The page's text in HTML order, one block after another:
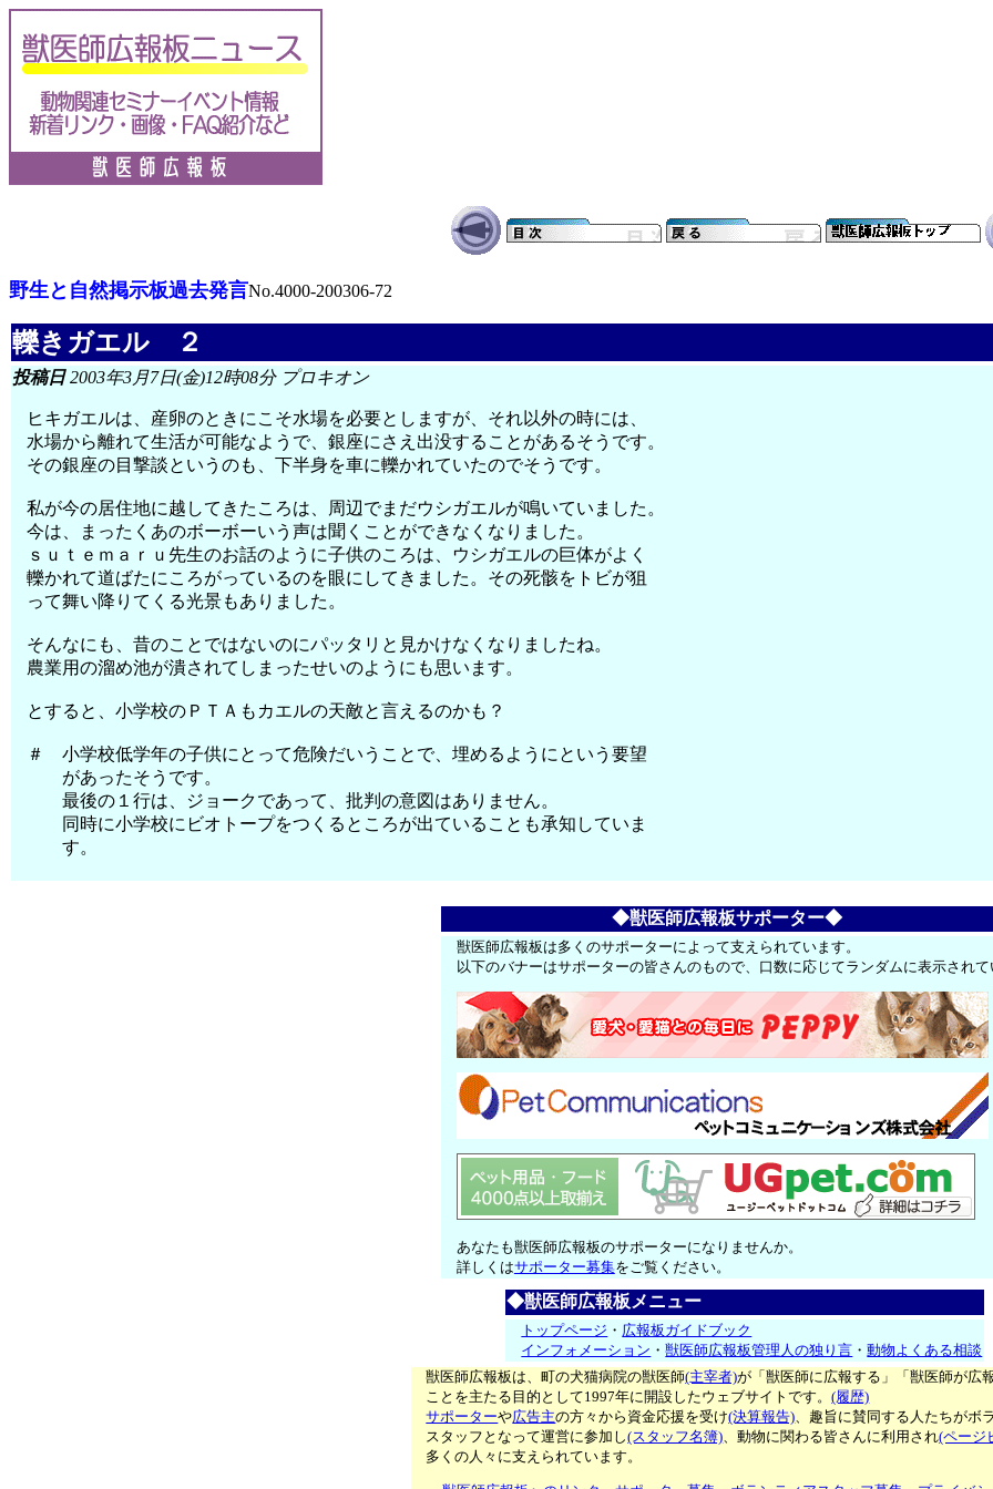
野生と自然掲示板過去発言No.4000-200306-72
轢きガエル ２
投稿日2003年3月7日(金)12時08分 プロキオン
ヒキガエルは、産卵のときにこそ水場を必要としますが、それ以外の時には、
水場から離れて生活が可能なようで、銀座にさえ出没することがあるそうです。
その銀座の目撃談というのも、下半身を車に轢かれていたのでそうです。
私が今の居住地に越してきたころは、周辺でまだウシガエルが鳴いていました。
今は、まったくあのボーボーいう声は聞くことができなくなりました。
ｓｕｔｅｍａｒｕ先生のお話のように子供のころは、ウシガエルの巨体がよく
轢かれて道ばたにころがっているのを眼にしてきました。その死骸をトビが狙
って舞い降りてくる光景もありました。
そんなにも、昔のことではないのにパッタリと見かけなくなりましたね。
農業用の溜め池が潰されてしまったせいのようにも思います。
とすると、小学校のＰＴＡもカエルの天敵と言えるのかも？
＃ 小学校低学年の子供にとって危険だいうことで、埋めるようにという要望
があったそうです。
最後の１行は、ジョークであって、批判の意図はありません。
同時に小学校にビオトープをつくるところが出ていることも承知していま
す。
◆獣医師広報板サポーター◆
獣医師広報板は多くのサポーターによって支えられています。
以下のバナーはサポーターの皆さんのもので、口数に応じてランダムに表示され
あなたも獣医師広報板のサポーターになりませんか。
詳しくはサポーター募集をご覧ください。
◆獣医師広報板メニュー
トップページ ・ 広報板ガイドブック
インフォメーション ・獣医師広報板管理人の独り言 ・動物よくある相談
獣医師広報板は、町の犬猫病院の獣医師(主宰者)が「獣医師に広報する」「獣医師が広
ことを主たる目的として1997年に開設したウェブサイトです。(履歴)
サポーターや広告主の方々から資金応援を受け(決算報告)、趣旨に賛同する人たちがボ
スタッフとなって運営に参加し(スタッフ名簿)、動物に関わる皆さんに利用され(ページ
多くの人々に支えられています。